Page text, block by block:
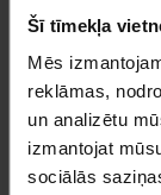
Šī tīmekļa
Mēs
reklāmas,
un analizētu
izmantojat
sociālās